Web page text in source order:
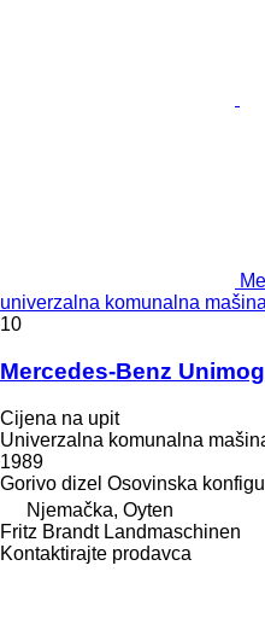
univerzalna komunalna
10
Mercedes-Benz
Cijena na upit
Univerzalna komunalna
1989
Gorivo dizel Osovinska
Njemačka, Oyten
Fritz Brandt Landmaschinen
Kontaktirajte prodavca